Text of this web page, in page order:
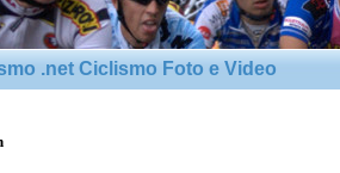
.net Ciclismo Foto e Video